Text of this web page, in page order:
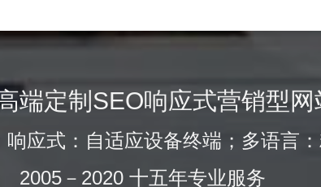
端定制SEO响应式营销型网
应式：自适应设备终端；多语言
2005－2020 十五年专业服务